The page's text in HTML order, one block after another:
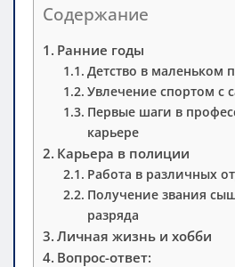
Содержание
Ранние годы
Детство в маленьком
Увлечение спортом с
Первые шаги в
карьере
Карьера в полиции
Работа в различных
Получение звания
разряда
Личная жизнь и хобби
Вопрос-ответ: